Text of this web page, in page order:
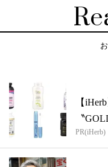
【
〝
PR(iHerb)